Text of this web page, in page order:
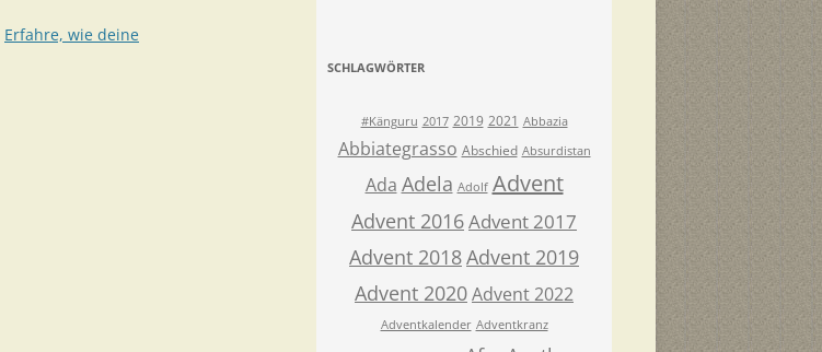
Erfahre, wie deine
SCHLAGWÖRTER
#Känguru 2017 2019 2021 Abbazia
Abbiategrasso Abschied Absurdistan
Ada Adela Adolf Advent
Advent 2016Advent 2017
Advent 2018Advent 2019
Advent 2020Advent 2022
Adventkalender Adventkranz